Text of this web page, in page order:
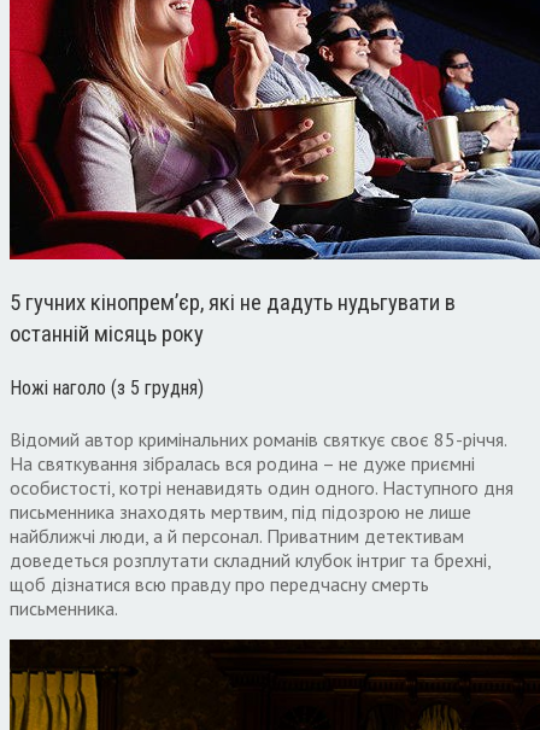
5 гучних кінопрем’єр, які не дадуть нудьгувати в
останній місяць року
Ножі наголо (з 5 грудня)
Відомий автор кримінальних романів святкує своє 85-річчя.
На святкування зібралась вся родина – не дуже приємні
особистості, котрі ненавидять один одного. Наступного дня
письменника знаходять мертвим, під підозрою не лише
найближчі люди, а й персонал. Приватним детективам
доведеться розплутати складний клубок інтриг та брехні,
щоб дізнатися всю правду про передчасну смерть
письменника.